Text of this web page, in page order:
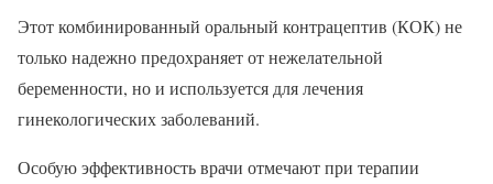
Этот комбинированный оральный контрацептив (КОК) не
только надежно предохраняет от нежелательной
беременности, но и используется для лечения
гинекологических заболеваний.
Особую эффективность врачи отмечают при терапии